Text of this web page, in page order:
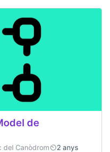
de
del Canòdrom
2 anys